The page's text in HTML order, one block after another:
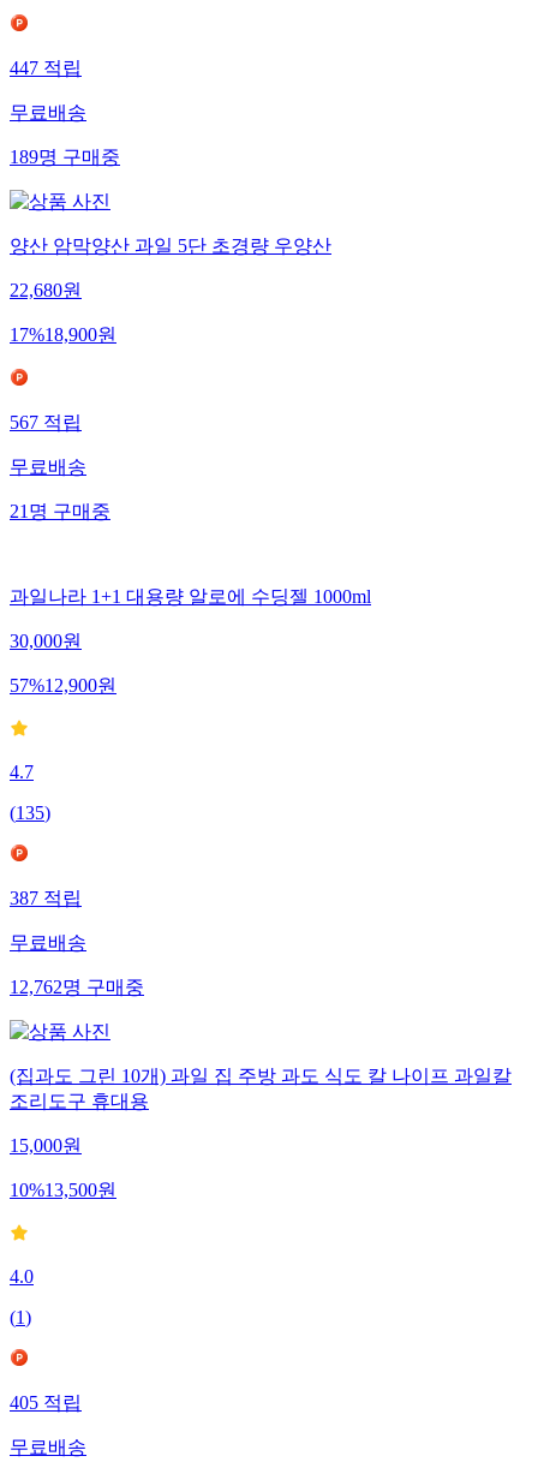
447 적립
무료배송
189명 구매중
양산 암막양산 과일 5단 초경량 우양산
22,680원
17%18,900원
567 적립
무료배송
21 명 구매중
과일나라 1+1 대용량 알로에 수딩젤 1000ml
30,000원
57%12,900원
4.7
(135)
387 적립
무료배송
12,762명 구매중
(집과도 그린 10개) 과일 집 주방 과도 식도 칼 나이프 과일칼
조리도구 휴대용
15,000원
10%13,500원
4.0
(1)
405 적립
무료배송